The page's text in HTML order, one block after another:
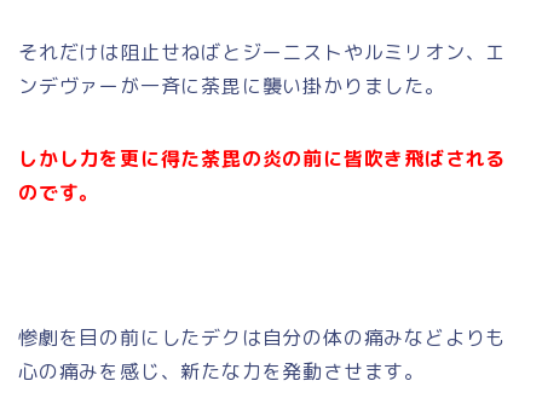
それだけは阻止せねばとジーニストやルミリオン、エ
ンデヴァーが一斉に荼毘に襲い掛かりました。
しかし力を更に得た荼毘の炎の前に皆吹き飛ばされる
のです。
惨劇を目の前にしたデクは自分の体の痛みなどよりも
心の痛みを感じ、新たな力を発動させます。